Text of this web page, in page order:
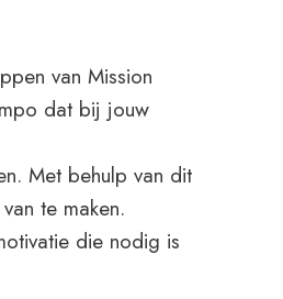
van Mission
dat bij jouw
Met behulp van dit
te maken.
die nodig is